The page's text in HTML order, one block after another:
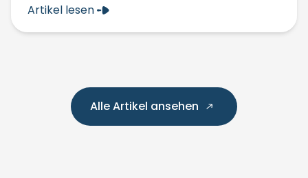
Artikel lesen
Alle Artikel ansehen